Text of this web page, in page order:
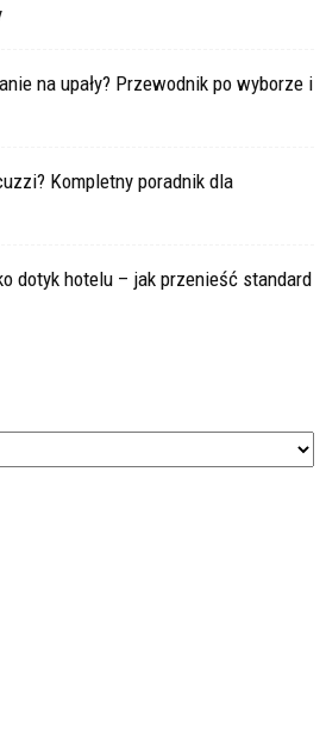
na upały? Przewodnik po wyborze i
Kompletny poradnik dla
dotyk hotelu – jak przenieść standard